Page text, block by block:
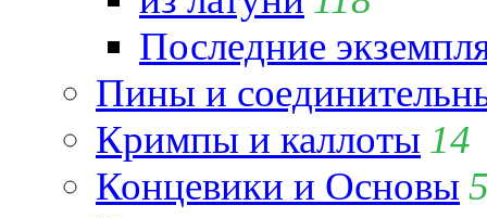
Последние
Пины и
Кримпы и каллоты 14
Концевики и Основы